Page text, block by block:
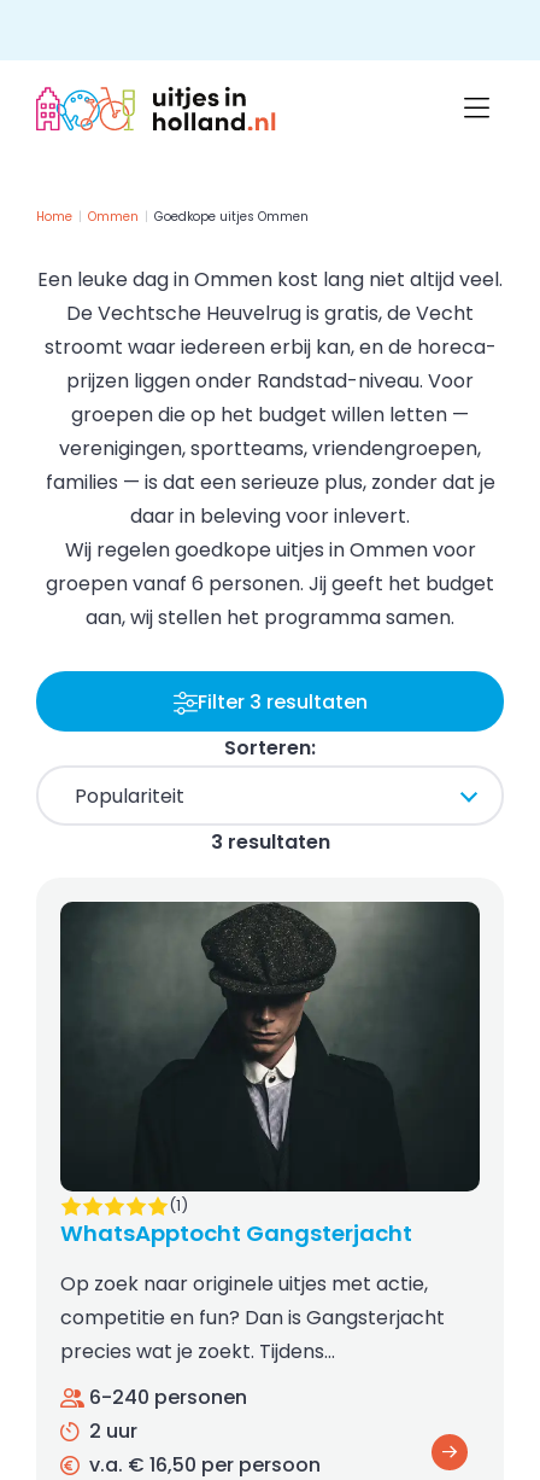
content
Home Ommen Goedkope uitjes Ommen
Een leuke dag in Ommen kost lang niet altijd veel.
De Vechtsche Heuvelrug is gratis, de Vecht
stroomt waar iedereen erbij kan, en de horeca-
prijzen liggen onder Randstad-niveau. Voor
groepen die op het budget willen letten —
verenigingen, sportteams, vriendengroepen,
families — is dat een serieuze plus, zonder dat je
daar in beleving voor inlevert.
Wij regelen goedkope uitjes in Ommen voor
groepen vanaf 6 personen. Jij geeft het budget
aan, wij stellen het programma samen.
Filter 3 resultaten
3 resultaten
Sorteren:
WhatsApptocht Gangsterjacht
(1)
Op zoek naar originele uitjes met actie,
competitie en fun? Dan is Gangsterjacht
precies wat je zoekt. Tijdens…
6-240 personen
2 uur
v.a. € 16,50 per persoon